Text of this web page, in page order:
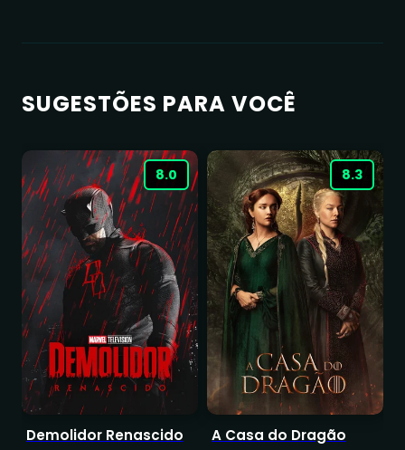
SUGESTÕES PARA VOCÊ
8.0
Demolidor Renascido
8.3
A Casa do Dragão